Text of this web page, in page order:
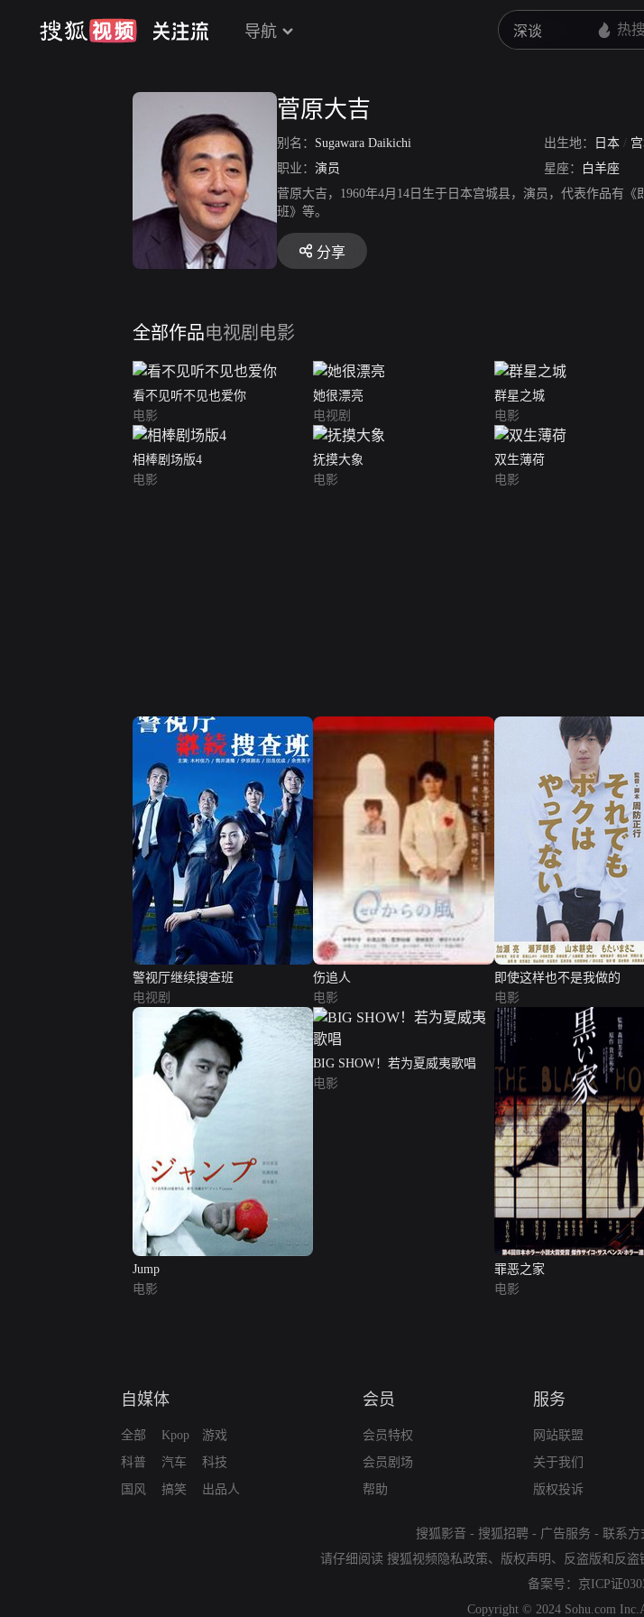
导航
菅原大吉
别名： Sugawara Daikichi 出生地： 日本 /
职业： 演员 星座：
白羊座
菅原大吉，1960年4月14日生于日本宫城县，演员，代表作品有
班》等。
分享
全部作品电视剧 电影
看不见听不见也爱你
电影
她很漂亮
电视剧
群星之城
电影
相棒剧场版4
电影
抚摸大象
电影
双生薄荷
电影
警视厅继续搜查班
电视剧
伤追人
电影
即使这样也不是我做的
电影
Jump
电影
BIG SHOW！若为夏威夷歌唱
电影
罪恶之家
电影
自媒体
全部
科普
国风
Kpop
汽车
搞笑
游戏
科技
出品人
会员
会员特权
会员剧场
帮助
服务
网站联盟
关于我们
版权投诉
搜狐影音 - 搜狐招聘 - 广告服务 - 联系方
请仔细阅读 搜狐视频隐私政策、 版权声明 、 反盗版和反盗
备案号： 京ICP证
Copyright © 2024 Sohu.com